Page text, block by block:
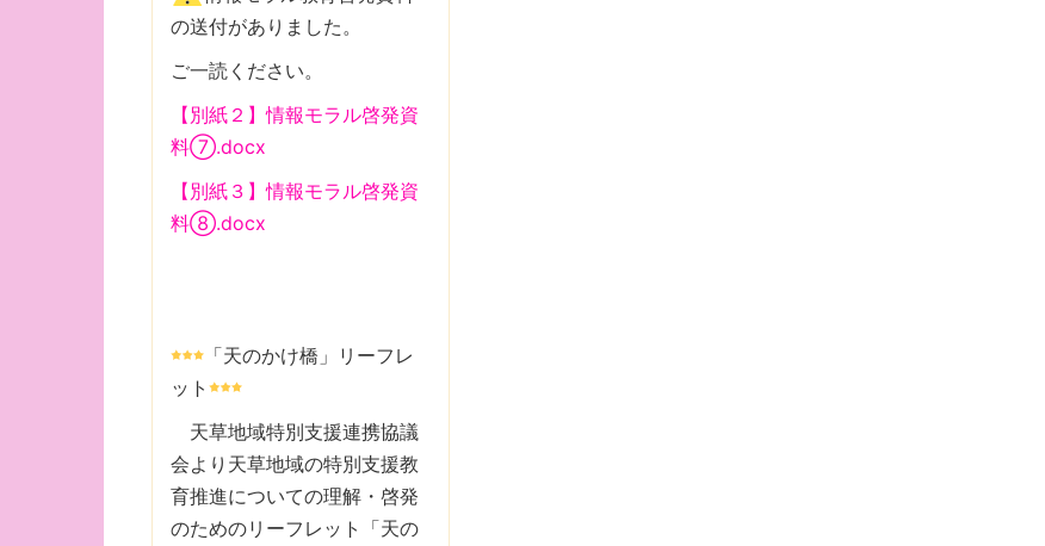
の送付がありました。
ご一読ください。
【別紙２】情報モラル啓発資
料⑦.docx
【別紙３】情報モラル啓発資
料⑧.docx
「天のかけ橋」リーフレ
ット
天草地域特別支援連携協議
会より天草地域の特別支援教
育推進についての理解・啓発
のためのリーフレット「天の